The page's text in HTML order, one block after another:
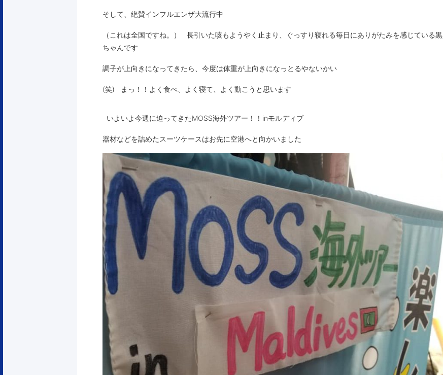
そして、絶賛インフルエンザ大流行中
（これは全国ですね。） 長引いた咳もようやく止まり、ぐっすり寝れる毎日にありがたみを感じている黒
ちゃんです
調子が上向きになってきたら、今度は体重が上向きになっとるやないかい
(笑) まっ！！よく食べ、よく寝て、よく動こうと思います
いよいよ今週に迫ってきたMOSS海外ツアー！！inモルディブ
器材などを詰めたスーツケースはお先に空港へと向かいました